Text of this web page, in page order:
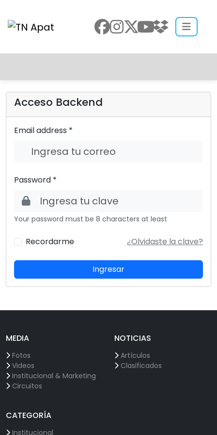
Acceso Backend
Email address *
Password *
Your password must be 8 characters at least
Recordarme ¿Olvidaste la clave?
Ingresar
MEDIA
Fotos
Videos
Institucional & Marketing
Circuitos
NOTICIAS
Artículos
Clasificados
CATEGORÍA
Institucional